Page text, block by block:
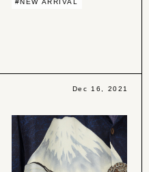
#NEW ARRIVAL
Dec 16, 2021